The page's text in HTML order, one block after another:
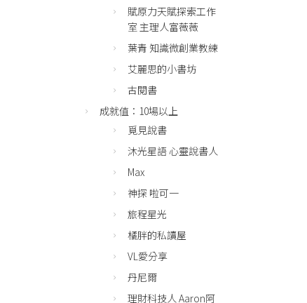
賦原力天賦探索工作
室 主理人富薇薇
葉青 知識微創業教練
艾麗思的小書坊
古閱書
成就值：10場以上
覓見說書
沐光星語 心靈說書人
Max
神探 啦可一
旅程星光
橘胖的私讀屋
VL愛分享
丹尼爾
理財科技人 Aaron阿